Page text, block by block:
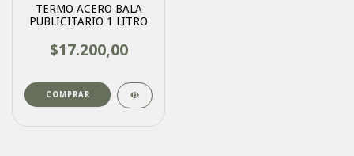
TERMO ACERO BALA
PUBLICITARIO 1 LITRO
$17.200,00